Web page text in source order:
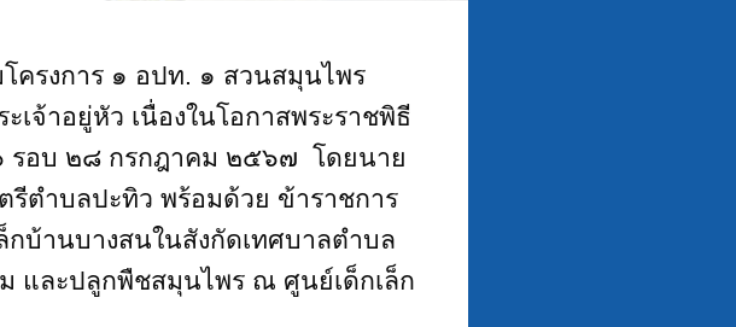
ครงการ ๑ อปท. ๑ สวนสมุนไพร
เจ้าอยู่หัว เนื่องในโอกาสพระราชพิธี
รอบ ๒๘ กรกฎาคม ๒๕๖๗ โดยนาย
ตำบลปะทิว พร้อมด้วย ข้าราชการ
กบ้านบางสนในสังกัดเทศบาลตำบล
และปลูกพืชสมุนไพร ณ ศูนย์เด็กเล็ก